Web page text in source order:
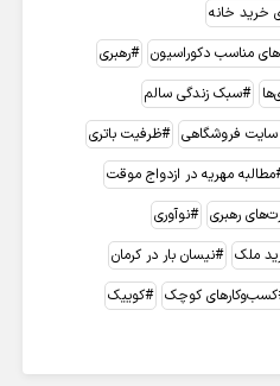
خرید خانه
مناسب دکوراسیون
رهبری
سبک زندگی سالم
فروشگاهی
ظرفیت باتری
مطالبه مهریه در ازدواج موقت
رهبری
نوآوری
ملک
نیسان بار در کرمان
کسب‌وکارهای کوچک
کوییک